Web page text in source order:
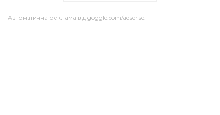
Автоматична реклама від goggle.com/adsense: